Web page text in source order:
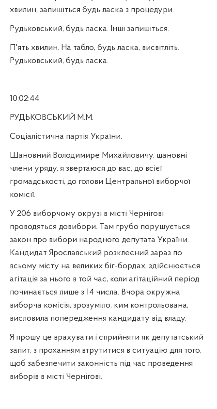
хвилин, запишіться будь ласка з процедури.
Рудьковський, будь ласка. Інші запишіться.
П'ять хвилин. На табло, будь ласка, висвітліть.
Рудьковський, будь ласка.
10:02:44
РУДЬКОВСЬКИЙ М.М.
Соціалістична партія України.
Шановний Володимире Михайловичу, шановні
члени уряду, я звертаюся до вас, до всієї
громадськості, до голови Центральної виборчої
комісії.
У 206 виборчому окрузі в місті Чернігові
проводяться довибори. Там грубо порушується
закон про вибори народного депутата України.
Кандидат Ярославський розклеєний зараз по
всьому місту на великих біг-бордах, здійснюється
агітація за нього в той час, коли агітаційний період
починається лише з 14 числа. Вчора окружна
виборча комісія, зрозуміло, ким контрольована,
висловила попередження кандидату від владу.
Я прошу це врахувати і сприйняти як депутатський
запит, з проханням втрутитися в ситуацію для того,
щоб забезпечити законність під час проведення
виборів в місті Чернігові.